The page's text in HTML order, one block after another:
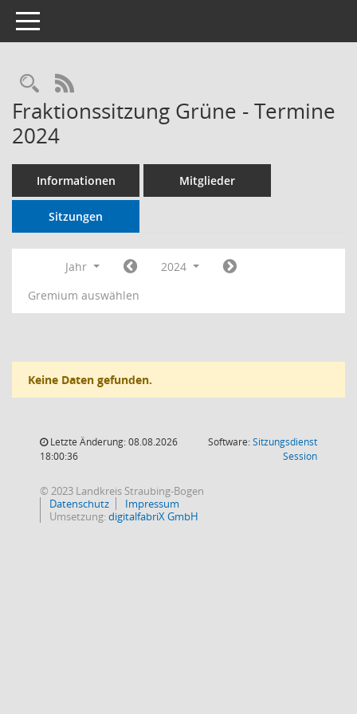
Toggle navigation
RSS-Feed
Fraktionssitzung Grüne - Termine
2024
Informationen Mitglieder
Sitzungen
Jahr
2024
Gremium auswählen
Keine Daten gefunden.
Letzte Änderung: 08.08.2026
18:00:36
Software:Sitzungsdienst
Session(Wird in
© 2023 Landkreis Straubing-Bogen
Datenschutz
Impressum
Umsetzung:digitalfabriX GmbH